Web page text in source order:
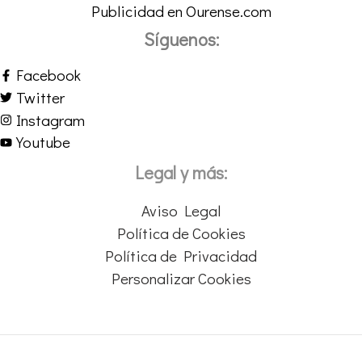
Publicidad en Ourense.com
Síguenos:
Facebook
Twitter
Instagram
Youtube
Legal y más:
Aviso Legal
Política de Cookies
Política de Privacidad
Personalizar Cookies